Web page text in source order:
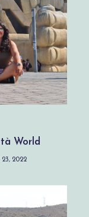
World
23, 2022